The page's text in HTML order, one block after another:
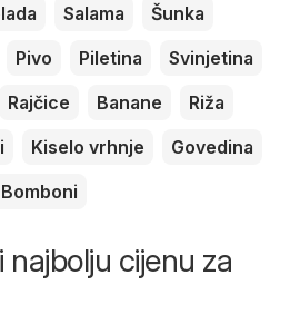
Salama
Šunka
Pivo Piletina
Svinjetina
Rajčice Banane
Riža
Kiselo vrhnje
Govedina
Bomboni
cijenu za